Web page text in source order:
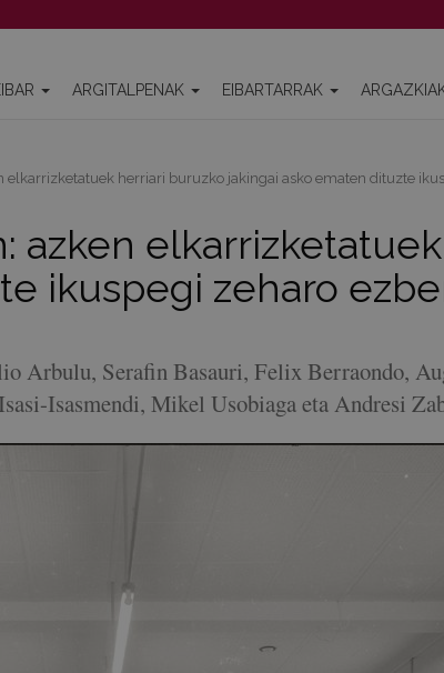
ARGITALPENAK EIBARTARRAK
elkarrizketatuek herriari buruzko jakingai asko ematen dituzte
azken
ikuspegi zeharo
Arbulu, Serafin Basauri, Felix Berraondo,
Isasmendi, Mikel Usobiaga eta Andresi